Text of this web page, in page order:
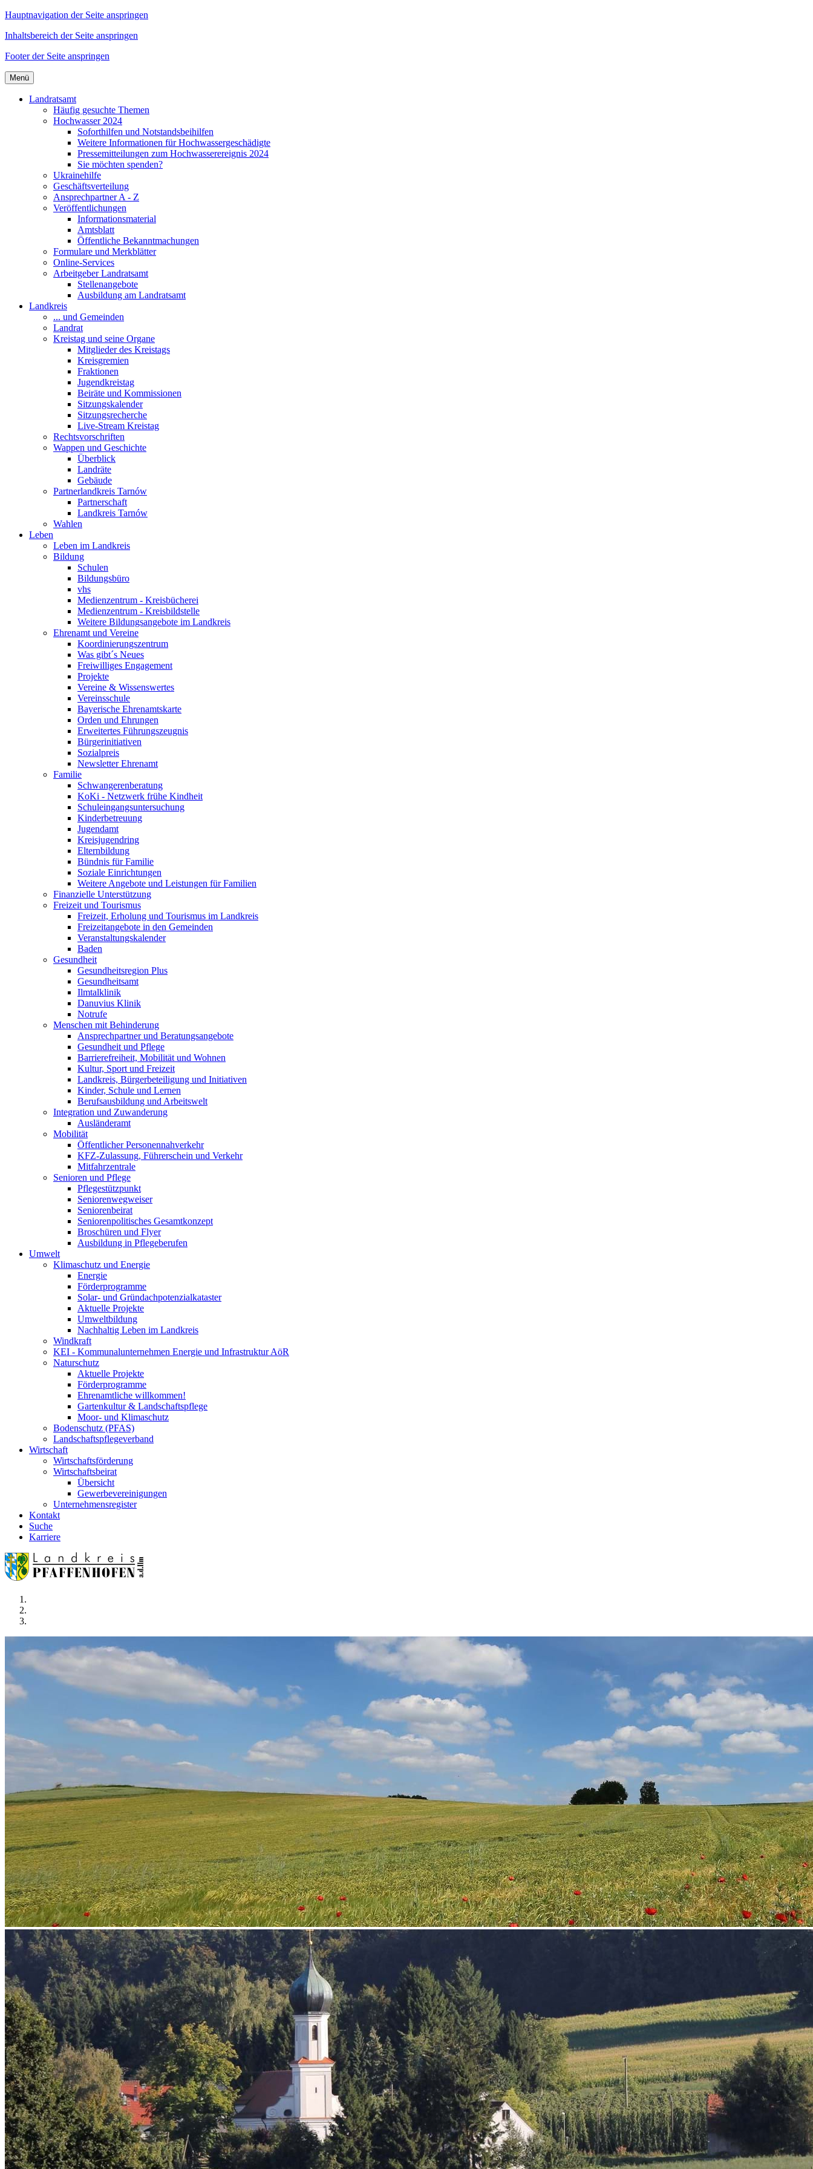
Hauptnavigation der Seite anspringen
Inhaltsbereich der Seite anspringen
Footer der Seite anspringen
Menü
Landratsamt
Häufig gesuchte Themen
Hochwasser 2024
Soforthilfen und Notstandsbeihilfen
Weitere Informationen für Hochwassergeschädigte
Pressemitteilungen zum Hochwasserereignis 2024
Sie möchten spenden?
Ukrainehilfe
Geschäftsverteilung
Ansprechpartner A - Z
Veröffentlichungen
Informationsmaterial
Amtsblatt
Öffentliche Bekanntmachungen
Formulare und Merkblätter
Online-Services
Arbeitgeber Landratsamt
Stellenangebote
Ausbildung am Landratsamt
Landkreis
... und Gemeinden
Landrat
Kreistag und seine Organe
Mitglieder des Kreistags
Kreisgremien
Fraktionen
Jugendkreistag
Beiräte und Kommissionen
Sitzungskalender
Sitzungsrecherche
Live-Stream Kreistag
Rechtsvorschriften
Wappen und Geschichte
Überblick
Landräte
Gebäude
Partnerlandkreis Tarnów
Partnerschaft
Landkreis Tarnów
Wahlen
Leben
Leben im Landkreis
Bildung
Schulen
Bildungsbüro
vhs
Medienzentrum - Kreisbücherei
Medienzentrum - Kreisbildstelle
Weitere Bildungsangebote im Landkreis
Ehrenamt und Vereine
Koordinierungszentrum
Was gibt´s Neues
Freiwilliges Engagement
Projekte
Vereine & Wissenswertes
Vereinsschule
Bayerische Ehrenamtskarte
Orden und Ehrungen
Erweitertes Führungszeugnis
Bürgerinitiativen
Sozialpreis
Newsletter Ehrenamt
Familie
Schwangerenberatung
KoKi - Netzwerk frühe Kindheit
Schuleingangsuntersuchung
Kinderbetreuung
Jugendamt
Kreisjugendring
Elternbildung
Bündnis für Familie
Soziale Einrichtungen
Weitere Angebote und Leistungen für Familien
Finanzielle Unterstützung
Freizeit und Tourismus
Freizeit, Erholung und Tourismus im Landkreis
Freizeitangebote in den Gemeinden
Veranstaltungskalender
Baden
Gesundheit
Gesundheitsregion Plus
Gesundheitsamt
Ilmtalklinik
Danuvius Klinik
Notrufe
Menschen mit Behinderung
Ansprechpartner und Beratungsangebote
Gesundheit und Pflege
Barrierefreiheit, Mobilität und Wohnen
Kultur, Sport und Freizeit
Landkreis, Bürgerbeteiligung und Initiativen
Kinder, Schule und Lernen
Berufsausbildung und Arbeitswelt
Integration und Zuwanderung
Ausländeramt
Mobilität
Öffentlicher Personennahverkehr
KFZ-Zulassung, Führerschein und Verkehr
Mitfahrzentrale
Senioren und Pflege
Pflegestützpunkt
Seniorenwegweiser
Seniorenbeirat
Seniorenpolitisches Gesamtkonzept
Broschüren und Flyer
Ausbildung in Pflegeberufen
Umwelt
Klimaschutz und Energie
Energie
Förderprogramme
Solar- und Gründachpotenzialkataster
Aktuelle Projekte
Umweltbildung
Nachhaltig Leben im Landkreis
Windkraft
KEI - Kommunalunternehmen Energie und Infrastruktur AöR
Naturschutz
Aktuelle Projekte
Förderprogramme
Ehrenamtliche willkommen!
Gartenkultur & Landschaftspflege
Moor- und Klimaschutz
Bodenschutz (PFAS)
Landschaftspflegeverband
Wirtschaft
Wirtschaftsförderung
Wirtschaftsbeirat
Übersicht
Gewerbevereinigungen
Unternehmensregister
Kontakt
Suche
Karriere